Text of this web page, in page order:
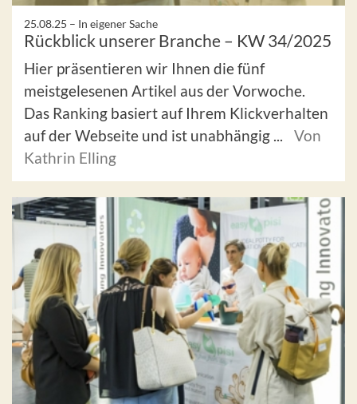
25.08.25 – In eigener Sache
Rückblick unserer Branche – KW 34/2025
Hier präsentieren wir Ihnen die fünf
meistgelesenen Artikel aus der Vorwoche.
Das Ranking basiert auf Ihrem Klickverhalten
auf der Webseite und ist unabhängig ...
Von
Kathrin Elling